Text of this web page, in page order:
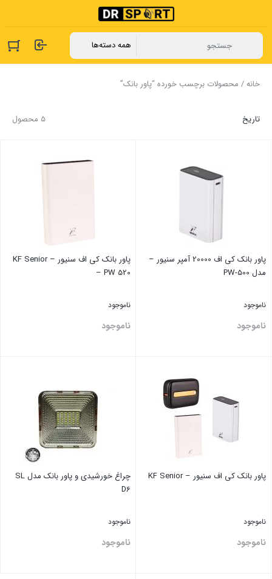
خانه/ محصولات برچسب خورده “پاور بانک”
5 محصول تاریخ
پاور بانک کی اف 20000 آمپر سنیور –
مدل PW-500
ناموجود
ناموجود
پاور بانک کی اف سنیور – KF Senior
– PW 520
ناموجود
ناموجود
پاور بانک کی اف سنیور – KF Senior
ناموجود
ناموجود
چراغ خورشیدی و پاور بانک مدل SL
D6
ناموجود
ناموجود